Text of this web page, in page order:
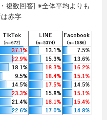
複数回答] ※全体平均よりも
赤字